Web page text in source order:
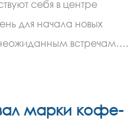
себя в центре
для начала новых
неожиданным встречам….
марки кофе-